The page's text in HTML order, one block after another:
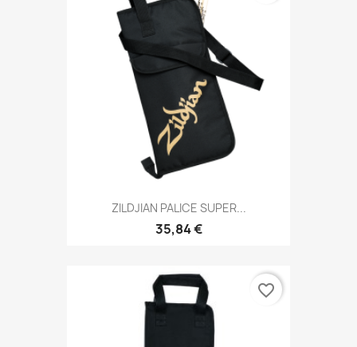
ZILDJIAN PALICE SUPER...
35,84 €
favorite_border